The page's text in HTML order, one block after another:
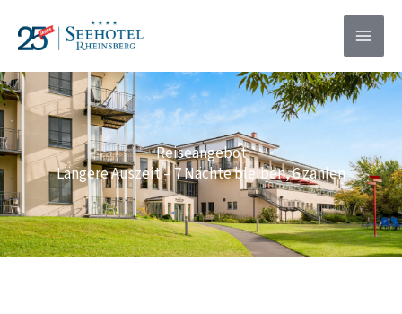
springen
Inhalt
springen
Reiseangebot
Längere Auszeit – 7 Nächte bleiben, 6 zahlen